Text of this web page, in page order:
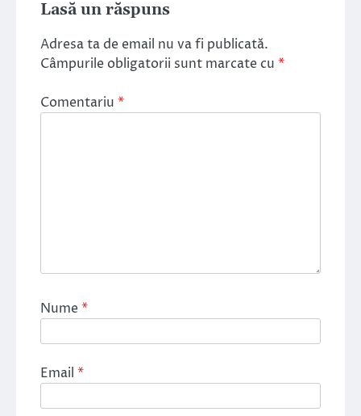
Lasă un răspuns
Adresa ta de email nu va fi publicată.
Câmpurile obligatorii sunt marcate cu *
Comentariu *
Nume*
Email *